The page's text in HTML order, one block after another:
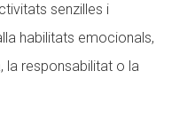
senzilles i
habilitats emocionals,
la responsabilitat o la